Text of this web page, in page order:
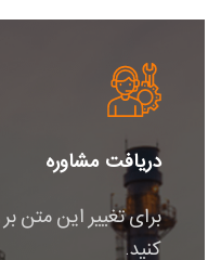
دریافت مشاوره
برای تغییر این متن
کنید.